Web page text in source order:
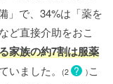
」で、34%は「薬を
ど直接介助をおこ
家族の約7割は服薬
いました。 (2 ? ) こ